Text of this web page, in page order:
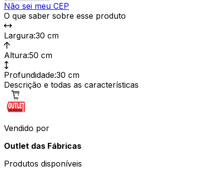
Não sei meu CEP
O que saber sobre esse produto
Largura:30 cm
Altura:50 cm
Profundidade:30 cm
Descrição e todas as características
Vendido por
Outlet das Fábricas
Produtos disponíveis